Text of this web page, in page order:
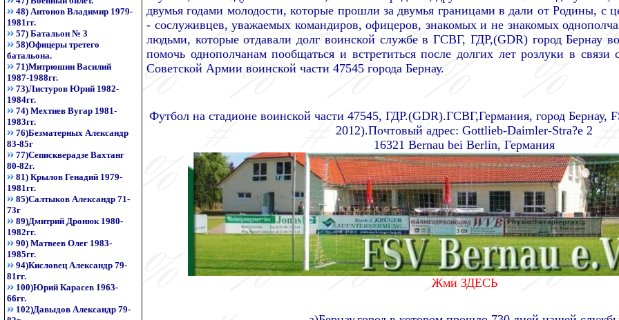
48) Антонов Владимир 1979-
1981гг.
57) Батальон № 3
58)Офицеры третего
батальона.
71)Митрюшин Василий
1987-1988гг.
73)Листуров Юрий 1982-
1984гг.
74) Мехтиев Вугар 1981-
1983гг.
76)Безматерных Александр
83-85г
77)Сепискверадзе Вахтанг
80-82г.
81) Крылов Генадий 1979-
1981гг.
85)Салтыков Александр 71-
73г
89)Дмитрий Дронюк 1980-
1982гг.
90) Матвеев Олег 1983-
1985гг.
94)Кисловец Александр 79-
81гг.
100)Юрий Карасев 1963-
66гг.
102)Давыдов Александр 79-
двумья годами молодости, которые прошли за двумья границами в дали от Родины, с
- сослуживцев, уважаемых командиров, офицеров, знакомых и не знакомых
людьми, которые отдавали долг воинской службе в ГСВГ, ГДР,(GDR) город Бернау
помочь однополчанам пообщаться и встретиться после долгих лет розлуки в
Советской Армии воинской части 47545 города Бернау.
Футбол на стадионе воинской части 47545, ГДР.(GDR).ГСВГ,Германия, город Бернау,
2012).Почтовый адрес: Gottlieb-Daimler-Stra?e 2
16321 Bernau bei Berlin, Германия
Жми ЗДЕСЬ